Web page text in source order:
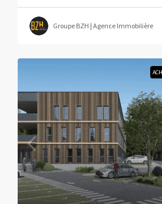
Groupe BZH | Agence Immobilière